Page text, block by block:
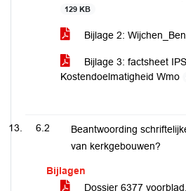
129 KB
Bijlage 2:
Bijlage 3: factsheet
Kostendoelmatigheid Wmo
6.2
Beantwoording
van kerkgebouwen?
Bijlagen
Dossier 6377